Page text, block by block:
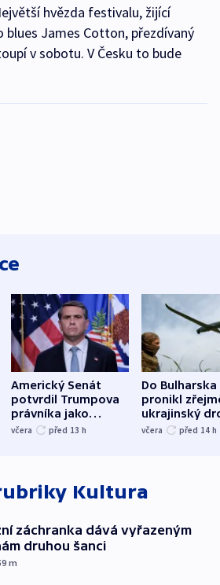
hvězda festivalu, žijící
blues James Cotton, přezdívaný
v sobotu. V Česku to bude
Americký Senát
potvrdil Trumpova
právníka jako
ministra
včera před 13 h
Do Bulharska
pronikl
ukrajinský
explodoval
včera před 14 h
Kultura
záchranka dává vyřazeným
druhou šanci
m